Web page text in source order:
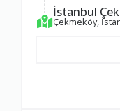
İstanbul
Çekmeköy,